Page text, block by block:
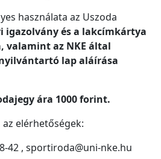
használata az Uszoda
igazolvány és a lakcímkártya
valamint az NKE által
lap aláírása
ára 1000 forint.
elérhetőségek:
42 , sportiroda@uni-nke.hu